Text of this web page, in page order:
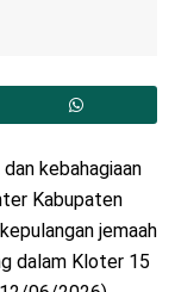
dan kebahagiaan
Kabupaten
jemaah
dalam Kloter 15